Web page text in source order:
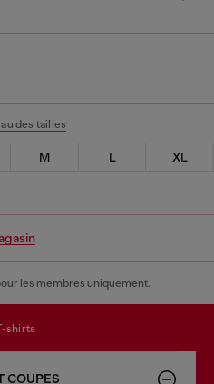
des tailles
M L
XL
les membres uniquement.
t-shirts
COUPES